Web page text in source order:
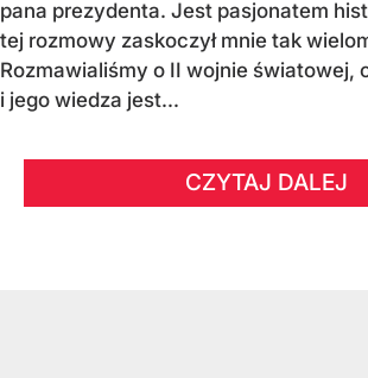
pana prezydenta. Jest pasjonatem
tej rozmowy zaskoczył mnie tak
Rozmawialiśmy o II wojnie światowej,
i jego wiedza jest...
CZYTAJ DALEJ